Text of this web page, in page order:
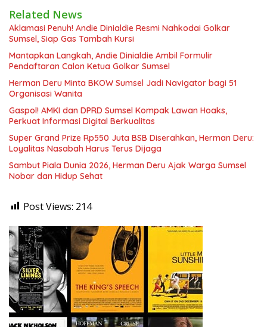
Related News
Aklamasi Penuh! Andie Dinialdie Resmi Nahkodai Golkar
Sumsel, Siap Gas Tambah Kursi
Mantapkan Langkah, Andie Dinialdie Ambil Formulir
Pendaftaran Calon Ketua Golkar Sumsel
Herman Deru Minta BKOW Sumsel Jadi Navigator bagi 51
Organisasi Wanita
Gaspol! AMKI dan DPRD Sumsel Kompak Lawan Hoaks,
Perkuat Informasi Digital Berkualitas
Super Grand Prize Rp550 Juta BSB Diserahkan, Herman Deru:
Loyalitas Nasabah Harus Terus Dijaga
Sambut Piala Dunia 2026, Herman Deru Ajak Warga Sumsel
Nobar dan Hidup Sehat
Post Views: 214